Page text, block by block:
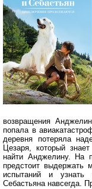
возвращения
попала в
деревня потеряла
Цезаря, который
найти Анджелину. На
предстоит выдержать
испытаний и
Себастьяна навсегда.